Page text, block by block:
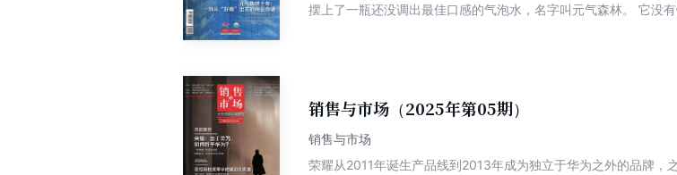
摆上了一瓶还没调出最佳口感的气泡水，名字叫元气森林。 它没
位数徘徊，而它依然交出4倍于行业平均值的年报数据。 这不是一
了坐上牌桌的头部玩家。他不是时代的幸运儿，而是时代本身的
他们下一杯水？ 在所有曾让资本亢奋、让年轻人疯狂、让对手警
销售与市场（2025年第05期）
销售与市场
荣耀从2011年诞生产品线到2013年成为独立于华为之外的品牌，